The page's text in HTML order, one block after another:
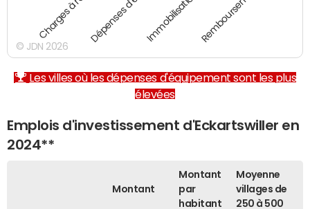
© JDN 2026
Les villes où les dépenses d'équipement sont les plus
élevées
Emplois d'investissement d'Eckartswiller en
2024**
Montant
Montant
par
habitant
Moyenne
villages de
250 à 500